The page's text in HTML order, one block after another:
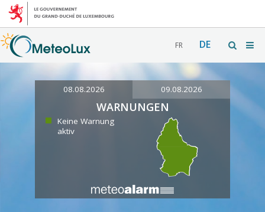
FR DE
08.08.2026 09.08.2026
WARNUNGEN
Keine Warnung
aktiv